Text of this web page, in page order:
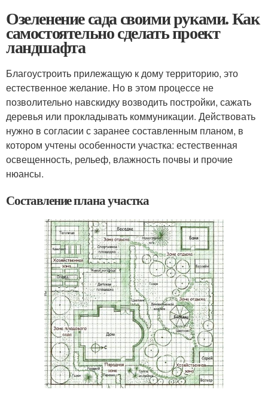
Озеленение сада своими руками. Как
самостоятельно сделать проект
ландшафта
Благоустроить прилежащую к дому территорию, это
естественное желание. Но в этом процессе не
позволительно навскидку возводить постройки, сажать
деревья или прокладывать коммуникации. Действовать
нужно в согласии с заранее составленным планом, в
котором учтены особенности участка: естественная
освещенность, рельеф, влажность почвы и прочие
нюансы.
Составление плана участка